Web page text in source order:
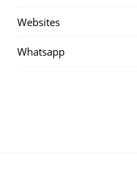
Websites
Whatsapp